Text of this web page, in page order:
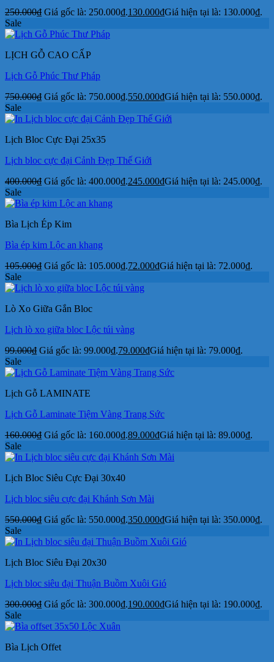
250.000₫ Giá gốc là: 250.000₫.130.000₫Giá hiện tại là: 130.000₫.
Sale
LỊCH GỖ CAO CẤP
Lịch Gỗ Phúc Thư Pháp
750.000₫ Giá gốc là: 750.000₫.550.000₫Giá hiện tại là: 550.000₫.
Sale
Lịch Bloc Cực Đại 25x35
Lịch bloc cực đại Cảnh Đẹp Thế Giới
400.000₫ Giá gốc là: 400.000₫.245.000₫Giá hiện tại là: 245.000₫.
Sale
Bìa Lịch Ép Kim
Bìa ép kim Lộc an khang
105.000₫ Giá gốc là: 105.000₫.72.000₫Giá hiện tại là: 72.000₫.
Sale
Lò Xo Giữa Gắn Bloc
Lịch lò xo giữa bloc Lộc túi vàng
99.000₫ Giá gốc là: 99.000₫.79.000₫Giá hiện tại là: 79.000₫.
Sale
Lịch Gỗ LAMINATE
Lịch Gỗ Laminate Tiệm Vàng Trang Sức
160.000₫ Giá gốc là: 160.000₫.89.000₫Giá hiện tại là: 89.000₫.
Sale
Lịch Bloc Siêu Cực Đại 30x40
Lịch bloc siêu cực đại Khánh Sơn Mài
550.000₫ Giá gốc là: 550.000₫.350.000₫Giá hiện tại là: 350.000₫.
Sale
Lịch Bloc Siêu Đại 20x30
Lịch bloc siêu đại Thuận Buồm Xuôi Gió
300.000₫ Giá gốc là: 300.000₫.190.000₫Giá hiện tại là: 190.000₫.
Sale
Bìa Lịch Offet